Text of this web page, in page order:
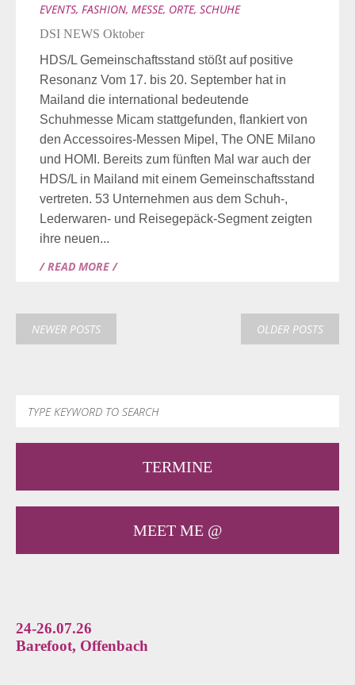
EVENTS, FASHION, MESSE, ORTE, SCHUHE
DSI NEWS Oktober
HDS/L Gemeinschaftsstand stößt auf positive
Resonanz Vom 17. bis 20. September hat in
Mailand die international bedeutende
Schuhmesse Micam stattgefunden, flankiert von
den Accessoires-Messen Mipel, The ONE Milano
und HOMI. Bereits zum fünften Mal war auch der
HDS/L in Mailand mit einem Gemeinschaftsstand
vertreten. 53 Unternehmen aus dem Schuh-,
Lederwaren- und Reisegepäck-Segment zeigten
ihre neuen...
/ READ MORE /
NEWER POSTS OLDER POSTS
TERMINE
MEET ME @
24-26.07.26
Barefoot, Offenbach